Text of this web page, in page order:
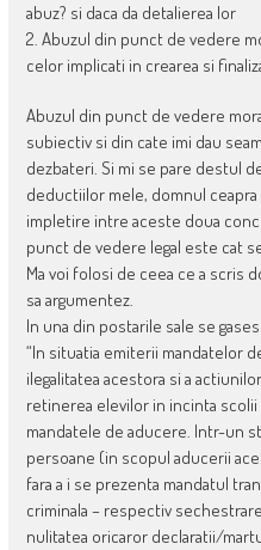
abuz? si daca da detalierea lor
2. Abuzul din punct de vedere
celor implicati in crearea si
Abuzul din punct de vedere
subiectiv si din cate imi dau
dezbateri. Si mi se pare destul
deductiilor mele, domnul
impletire intre aceste doua
punct de vedere legal este cat
Ma voi folosi de ceea ce a scris
sa argumentez.
In una din postarile sale se
“In situatia emiterii mandatelor
ilegalitatea acestora si a
retinerea elevilor in incinta scolii
mandatele de aducere. Intr-un
persoane (in scopul aducerii
fara a i se prezenta mandatul
criminala – respectiv
nulitatea oricaror declaratii/